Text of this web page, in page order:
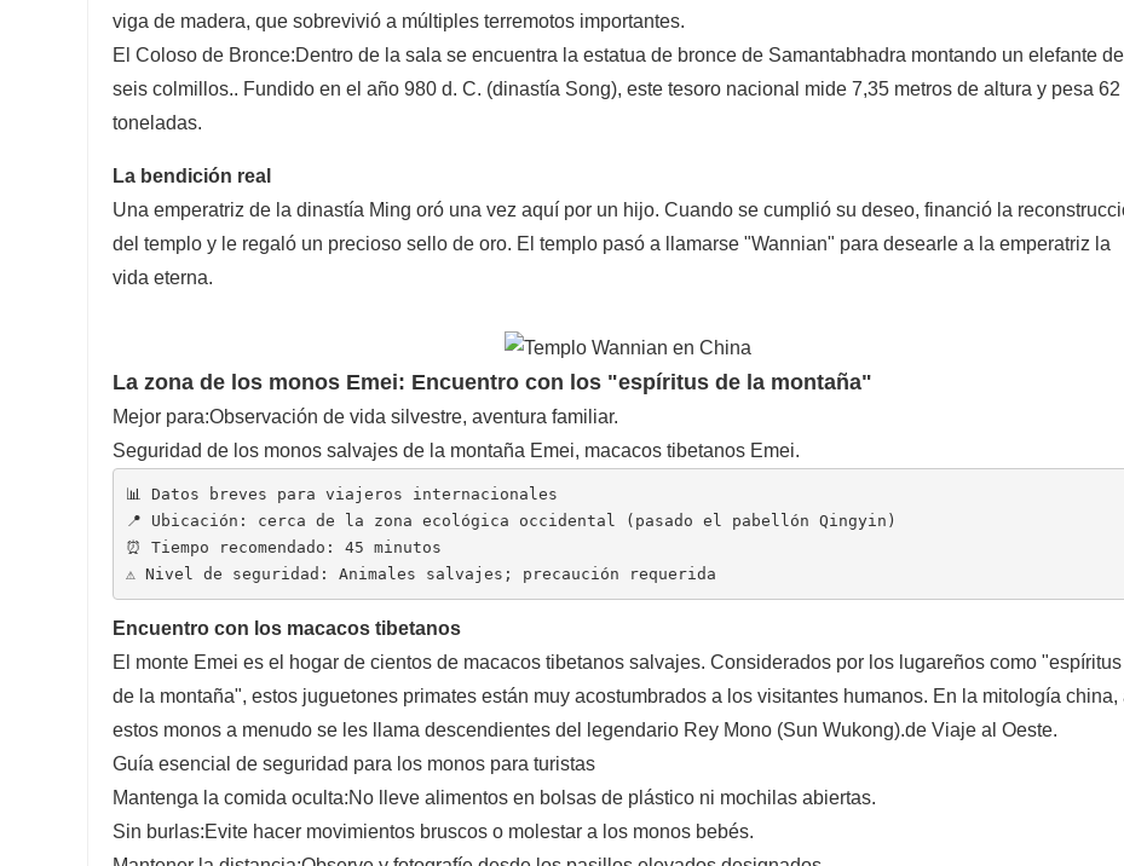
viga de madera, que sobrevivió a múltiples terremotos importantes.
El Coloso de Bronce:Dentro de la sala se encuentra la estatua de bronce de Samantabhadra montando un elefante de
seis colmillos.. Fundido en el año 980 d. C. (dinastía Song), este tesoro nacional mide 7,35 metros de altura y pesa 62
toneladas.
La bendición real
Una emperatriz de la dinastía Ming oró una vez aquí por un hijo. Cuando se cumplió su deseo, financió la
del templo y le regaló un precioso sello de oro. El templo pasó a llamarse "Wannian" para desearle a la emperatriz la
vida eterna.
La zona de los monos Emei: Encuentro con los "espíritus de la montaña"
Mejor para:Observación de vida silvestre, aventura familiar.
Seguridad de los monos salvajes de la montaña Emei, macacos tibetanos Emei.
📊 Datos breves para viajeros internacionales
📍 Ubicación: cerca de la zona ecológica occidental (pasado el pabellón Qingyin)
⏰ Tiempo recomendado: 45 minutos
⚠️ Nivel de seguridad: Animales salvajes; precaución requerida
Encuentro con los macacos tibetanos
El monte Emei es el hogar de cientos de macacos tibetanos salvajes. Considerados por los lugareños como "espíritus
de la montaña", estos juguetones primates están muy acostumbrados a los visitantes humanos. En la mitología china,
estos monos a menudo se les llama descendientes del legendario Rey Mono (Sun Wukong).de Viaje al Oeste.
Guía esencial de seguridad para los monos para turistas
Mantenga la comida oculta:No lleve alimentos en bolsas de plástico ni mochilas abiertas.
Sin burlas:Evite hacer movimientos bruscos o molestar a los monos bebés.